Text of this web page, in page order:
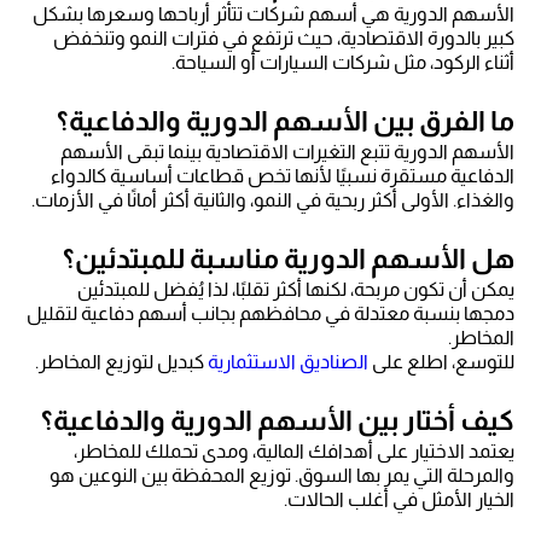
الأسهم الدورية هي أسهم شركات تتأثر أرباحها وسعرها بشكل
كبير بالدورة الاقتصادية، حيث ترتفع في فترات النمو وتنخفض
أثناء الركود، مثل شركات السيارات أو السياحة.
ما الفرق بين الأسهم الدورية والدفاعية؟
الأسهم الدورية تتبع التغيرات الاقتصادية بينما تبقى الأسهم
الدفاعية مستقرة نسبيًا لأنها تخص قطاعات أساسية كالدواء
والغذاء. الأولى أكثر ربحية في النمو، والثانية أكثر أمانًا في الأزمات.
هل الأسهم الدورية مناسبة للمبتدئين؟
يمكن أن تكون مربحة، لكنها أكثر تقلبًا، لذا يُفضل للمبتدئين
دمجها بنسبة معتدلة في محافظهم بجانب أسهم دفاعية لتقليل
المخاطر.
للتوسع، اطلع على الصناديق الاستثمارية كبديل لتوزيع المخاطر.
كيف أختار بين الأسهم الدورية والدفاعية؟
يعتمد الاختيار على أهدافك المالية، ومدى تحملك للمخاطر،
والمرحلة التي يمر بها السوق. توزيع المحفظة بين النوعين هو
الخيار الأمثل في أغلب الحالات.